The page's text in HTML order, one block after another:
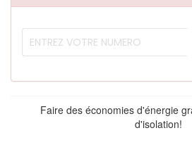
Faire des économies d'énergie
d'isolation!